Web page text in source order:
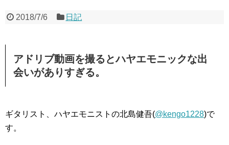
2018/7/6 日記
アドリブ動画を撮るとハヤエモニックな出
会いがありすぎる。
ギタリスト、ハヤエモニストの北島健吾(@kengo1228)で
す。